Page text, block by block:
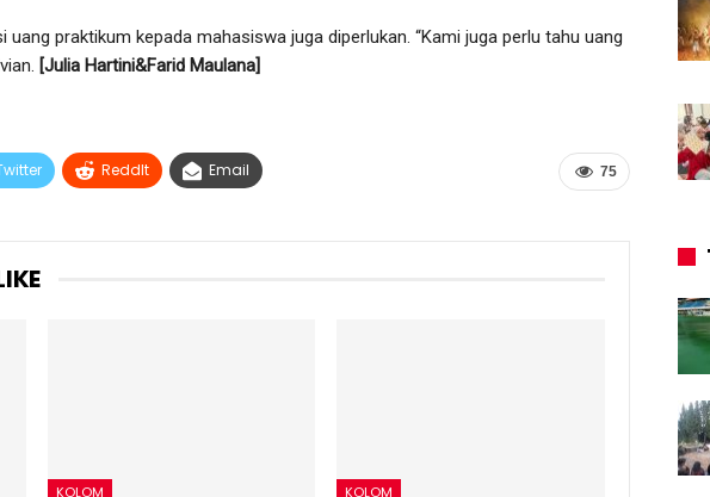
praktikum kepada mahasiswa juga diperlukan. “Kami juga perlu tahu uang
[Julia Hartini&Farid Maulana]
75
ReddIt Email
KOLOM KOLOM